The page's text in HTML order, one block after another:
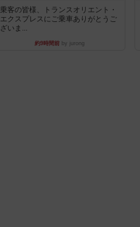
乗客の皆様、トランスオリエント・
エクスプレスにご乗車ありがとうご
ざいま...
約9時間前 by jurong